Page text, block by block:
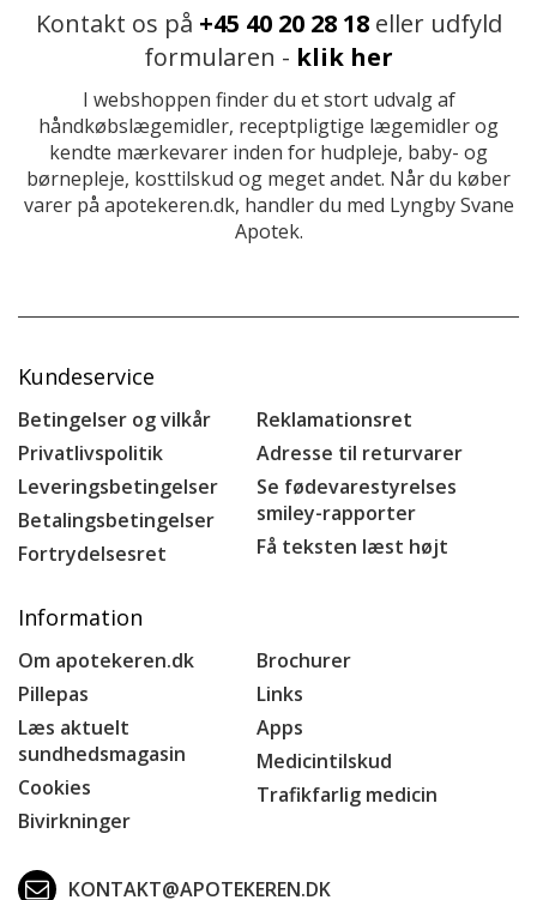
Kontakt os på +45 40 20 28 18eller udfyld
formularen - klik her
I webshoppen finder du et stort udvalg af
håndkøbslægemidler, receptpligtige lægemidler og
kendte mærkevarer inden for hudpleje, baby- og
børnepleje, kosttilskud og meget andet. Når du køber
varer på apotekeren.dk, handler du med Lyngby Svane
Apotek.
Kundeservice
Betingelser og vilkår
Privatlivspolitik
Leveringsbetingelser
Betalingsbetingelser
Fortrydelsesret
Reklamationsret
Adresse til returvarer
Se fødevarestyrelses
smiley-rapporter
Få teksten læst højt
Information
Om apotekeren.dk
Pillepas
Læs aktuelt
sundhedsmagasin
Cookies
Bivirkninger
Brochurer
Links
Apps
Medicintilskud
Trafikfarlig medicin
KONTAKT@APOTEKEREN.DK